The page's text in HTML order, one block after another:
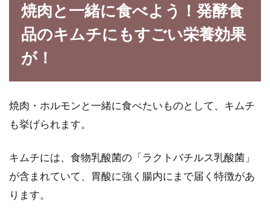
焼肉と一緒に食べよう！発酵食
品のキムチにもすごい栄養効果
が！
焼肉・ホルモンと一緒に食べたいものとして、キムチ
も挙げられます。
キムチには、食物乳酸菌の「ラクトバチルス乳酸菌」
が含まれていて、胃酸に強く腸内にまで届く特徴があ
ります。